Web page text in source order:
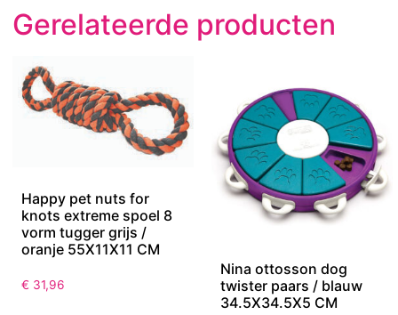
Gerelateerde producten
Happy pet nuts for
knots extreme spoel 8
vorm tugger grijs /
oranje 55X11X11 CM
€ 31,96
Nina ottosson dog
twister paars / blauw
34.5X34.5X5 CM